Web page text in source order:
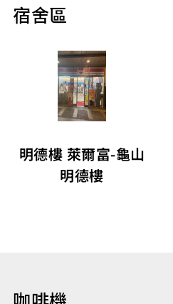
宿舍區
明德樓 萊爾富-龜山
明德樓